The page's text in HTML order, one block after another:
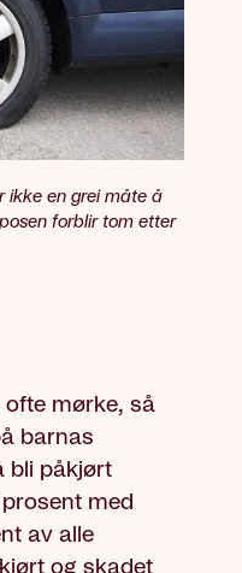
ikke en grei måte å
forblir tom etter
ofte mørke, så
barnas
bli påkjørt
med
av alle
og skadet